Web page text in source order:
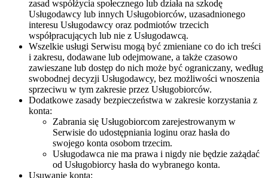
zasad współżycia społecznego lub działa na szkodę
Usługodawcy lub innych Usługobiorców, uzasadnionego
interesu Usługodawcy oraz podmiotów trzecich
współpracujących lub nie z Usługodawcą.
Wszelkie usługi Serwisu mogą być zmieniane co do ich treści
i zakresu, dodawane lub odejmowane, a także czasowo
zawieszane lub dostęp do nich może być ograniczany, według
swobodnej decyzji Usługodawcy, bez możliwości wnoszenia
sprzeciwu w tym zakresie przez Usługobiorców.
Dodatkowe zasady bezpieczeństwa w zakresie korzystania z
konta:
Zabrania się Usługobiorcom zarejestrowanym w
Serwisie do udostępniania loginu oraz hasła do
swojego konta osobom trzecim.
Usługodawca nie ma prawa i nigdy nie będzie zażądać
od Usługobiorcy hasła do wybranego konta.
Usuwanie konta: